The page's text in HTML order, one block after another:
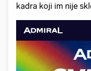
kadra koji im nije